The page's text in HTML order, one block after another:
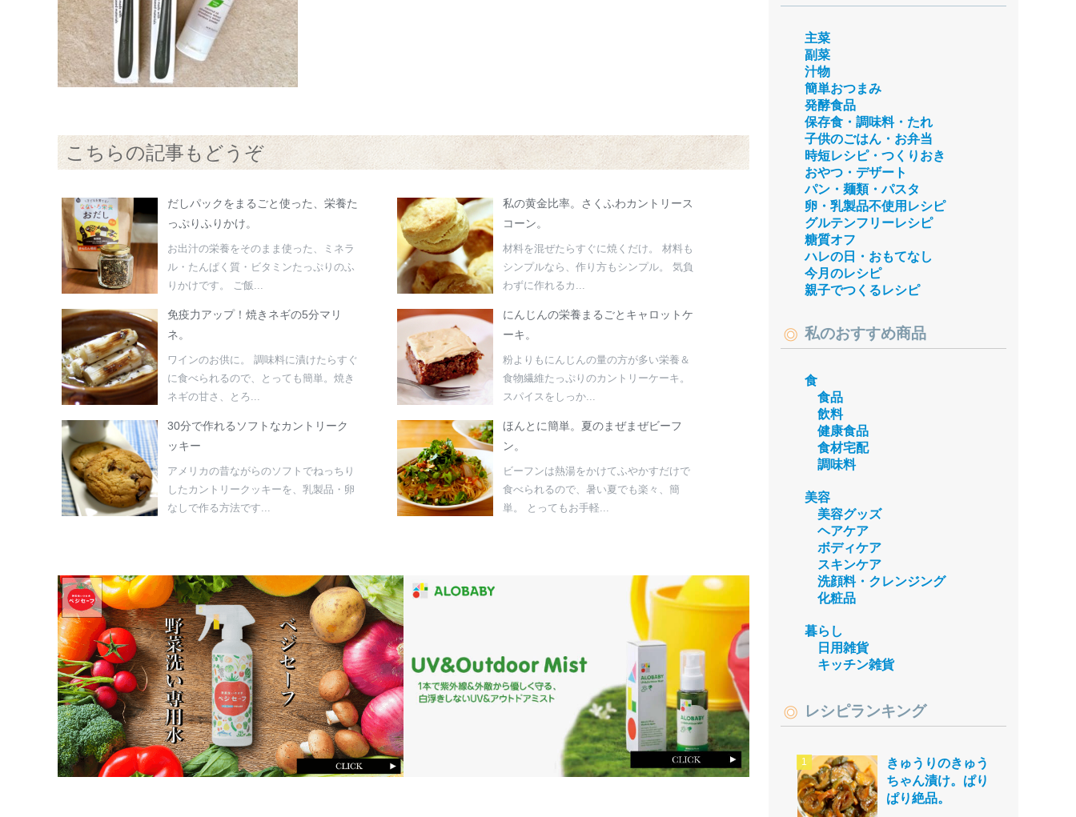
こちらの記事もどうぞ
だしパックをまるごと使った、栄養た
っぷりふりかけ。
お出汁の栄養をそのまま使った、ミネラ
ル・たんぱく質・ビタミンたっぷりのふ
りかけです。 ご飯...
私の黄金比率。さくふわカントリース
コーン。
材料を混ぜたらすぐに焼くだけ。 材料も
シンプルなら、作り方もシンプル。 気負
わずに作れるカ...
免疫力アップ！焼きネギの5分マリ
ネ。
ワインのお供に。 調味料に漬けたらすぐ
に食べられるので、とっても簡単。焼き
ネギの甘さ、とろ...
にんじんの栄養まるごとキャロットケ
ーキ。
粉よりもにんじんの量の方が多い栄養＆
食物繊維たっぷりのカントリーケーキ。
スパイスをしっか...
30分で作れるソフトなカントリーク
ッキー
アメリカの昔ながらのソフトでねっちり
したカントリークッキーを、乳製品・卵
なしで作る方法です...
ほんとに簡単。夏のまぜまぜビーフ
ン。
ビーフンは熱湯をかけてふやかすだけで
食べられるので、暑い夏でも楽々、簡
単。 とってもお手軽...
主菜
副菜
汁物
簡単おつまみ
発酵食品
保存食・調味料・たれ
子供のごはん・お弁当
時短レシピ・つくりおき
おやつ・デザート
パン・麺類・パスタ
卵・乳製品不使用レシピ
グルテンフリーレシピ
糖質オフ
ハレの日・おもてなし
今月のレシピ
親子でつくるレシピ
私のおすすめ商品
食
食品
飲料
健康食品
食材宅配
調味料
美容
美容グッズ
ヘアケア
ボディケア
スキンケア
洗顔料・クレンジング
化粧品
暮らし
日用雑貨
キッチン雑貨
レシピランキング
きゅうりのきゅう
ちゃん漬け。ぱり
ぱり絶品。